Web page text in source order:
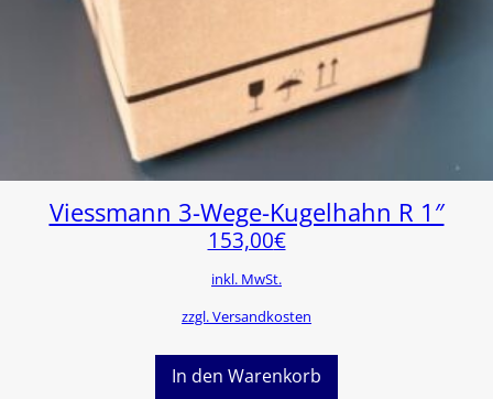
Viessmann 3-Wege-Kugelhahn R 1″
153,00€
inkl. MwSt.
zzgl. Versandkosten
In den Warenkorb